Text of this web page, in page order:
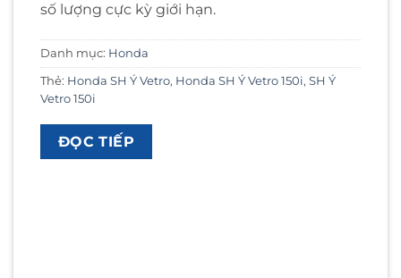
số lượng cực kỳ giới hạn.
Danh mục: Honda
Thẻ: Honda SH Ý Vetro, Honda SH Ý Vetro 150i, SH Ý
Vetro 150i
ĐỌC TIẾP